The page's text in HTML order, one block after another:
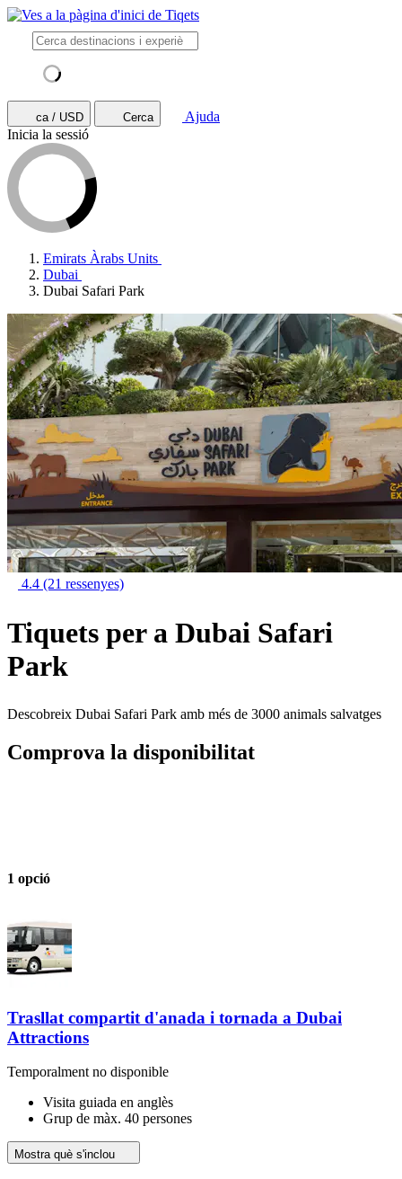
ca / USD Cerca
Ajuda
Inicia la sessió
Emirats Àrabs Units
Dubai
Dubai Safari Park
4.4 (21 ressenyes)
Tiquets per a Dubai Safari
Park
Descobreix Dubai Safari Park amb més de 3000 animals salvatges
Comprova la disponibilitat
1 opció
Trasllat compartit d'anada i tornada a Dubai
Attractions
Temporalment no disponible
Visita guiada en anglès
Grup de màx. 40 persones
Mostra què s'inclou